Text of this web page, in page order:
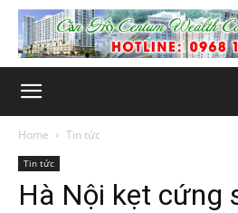
Home Tin tức
Tin tức
Hà Nội kẹt cứng